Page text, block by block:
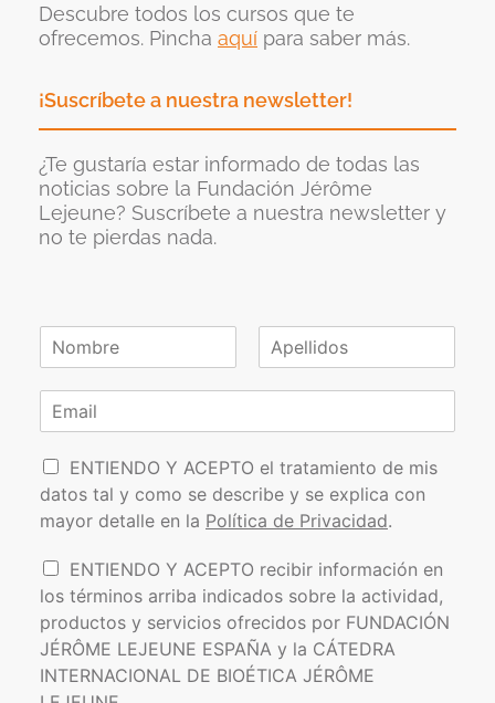
Descubre todos los cursos que te
ofrecemos. Pincha aquí para saber más.
¡Suscríbete a nuestra newsletter!
¿Te gustaría estar informado de todas las
noticias sobre la Fundación Jérôme
Lejeune? Suscríbete a nuestra newsletter y
no te pierdas nada.
*
o
b
e
p
l
o
s
r
e
e
e
c
t
ó
n
P
o
l
í
c
a
d
e
P
ENTIENDO Y ACEPTO el tratamiento de mis
datos tal y como se describe y se explica con
mayor detalle en la Política de Privacidad.
n
f
o
r
m
a
ENTIENDO Y ACEPTO recibir información en
los términos arriba indicados sobre la actividad,
productos y servicios ofrecidos por FUNDACIÓN
JÉRÔME LEJEUNE ESPAÑA y la CÁTEDRA
INTERNACIONAL DE BIOÉTICA JÉRÔME